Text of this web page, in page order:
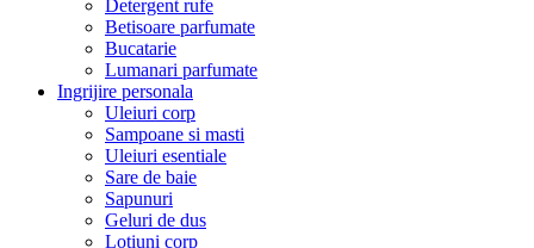
Detergent rufe
Betisoare parfumate
Bucatarie
Lumanari parfumate
Ingrijire personala
Uleiuri corp
Sampoane si masti
Uleiuri esentiale
Sare de baie
Sapunuri
Geluri de dus
Lotiuni corp